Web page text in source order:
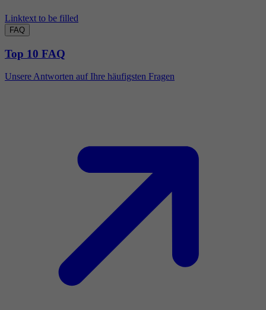
Linktext to be filled
FAQ
Top 10 FAQ
Unsere Antworten auf Ihre häufigsten Fragen